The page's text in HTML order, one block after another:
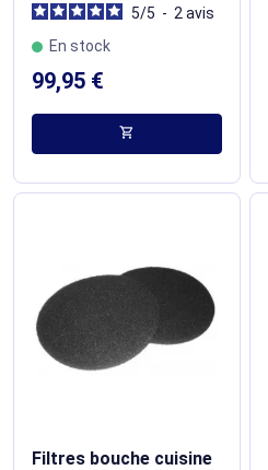
5/5 - 2avis
En stock
99,95 €
shopping_cart
Filtres bouche cuisine